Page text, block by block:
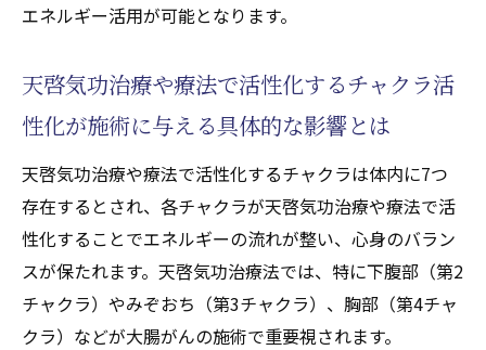
エネルギー活用が可能となります。
天啓気功治療や療法で活性化するチャクラ活
性化が施術に与える具体的な影響とは
天啓気功治療や療法で活性化するチャクラは体内に7つ
存在するとされ、各チャクラが天啓気功治療や療法で活
性化することでエネルギーの流れが整い、心身のバラン
スが保たれます。天啓気功治療法では、特に下腹部（第2
チャクラ）やみぞおち（第3チャクラ）、胸部（第4チャ
クラ）などが大腸がんの施術で重要視されます。